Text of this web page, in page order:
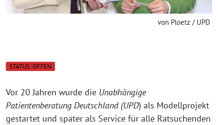
von Ploetz / UPD
STATUS: OFFEN
Vor 20 Jahren wurde die Unabhängige
Patientenberatung Deutschland (UPD) als Modellprojekt
gestartet und später als Service für alle Ratsuchenden